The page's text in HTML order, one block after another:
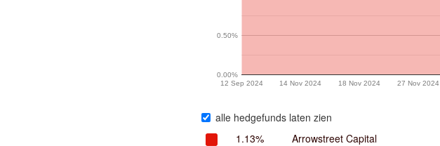
12 Sep 2024 14 Nov 2024 18 Nov 2024 27 Nov 2024
0.00%
0.50%
alle hedgefunds laten zien
1.13%
Arrowstreet Capital